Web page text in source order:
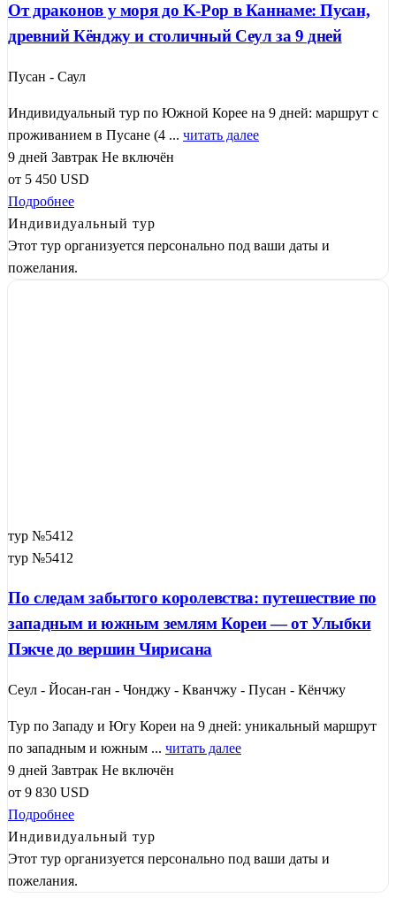
От драконов у моря до K-Pop в Каннаме: Пусан,
древний Кёнджу и столичный Сеул за 9 дней
Пусан - Саул
Индивидуальный тур по Южной Корее на 9 дней: маршрут с
проживанием в Пусане (4 ... читать далее
9 дней Завтрак Не включён
от 5 450 USD
Подробнее
Индивидуальный тур
Этот тур организуется персонально под ваши даты и
пожелания.
тур №5412
тур №5412
По следам забытого королевства: путешествие по
западным и южным землям Кореи — от Улыбки
Пэкче до вершин Чирисана
Сеул - Йосан-ган - Чонджу - Кванчжу - Пусан - Кёнчжу
Тур по Западу и Югу Кореи на 9 дней: уникальный маршрут
по западным и южным ... читать далее
9 дней Завтрак Не включён
от 9 830 USD
Подробнее
Индивидуальный тур
Этот тур организуется персонально под ваши даты и
пожелания.